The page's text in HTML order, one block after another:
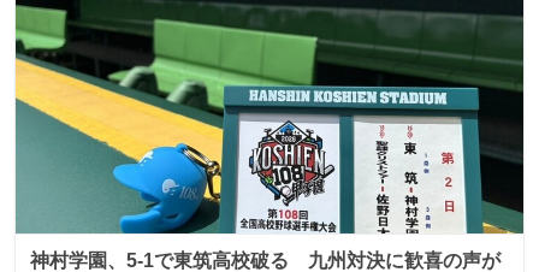
神村学園、5-1で東筑高校破る 九州対決に歓喜の声が